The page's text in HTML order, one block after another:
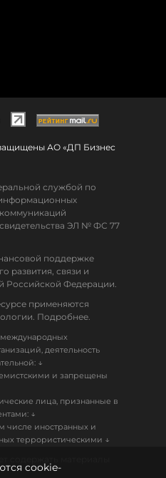
АО «ДП Бизнес
службой по
ЭЛ № ФС 77
поддержке
развития, связи и
Российской Федерации.
применяются
Подробнее.
деятельность
↓
и запрещены
лица, признанные в
↓
числе иностранных и
террористическими ↓
cookie-